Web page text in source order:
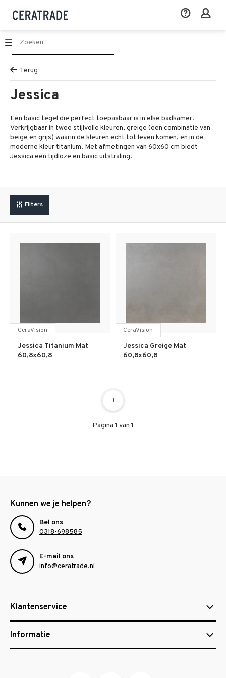
Terug
Jessica
Een basic tegel die perfect toepasbaar is in elke badkamer.
Verkrijgbaar in twee stijlvolle kleuren, greige (een combinatie van
beige en grijs) waarin de kleuren echt tot leven komen, en in de
moderne kleur titanium. Met afmetingen van 60x60 cm biedt
Jessica een tijdloze en basic uitstraling.
Filters
CeraVision
Jessica Titanium Mat
60,8x60,8
CeraVision
Jessica Greige Mat
60,8x60,8
Pagina 1 van 1
1
Kunnen we je helpen?
Bel ons
0318-698585
E-mail ons
info@ceratrade.nl
Klantenservice
Informatie